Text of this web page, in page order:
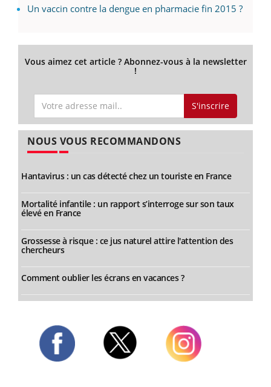
Un vaccin contre la dengue en pharmacie fin 2015 ?
Vous aimez cet article ? Abonnez-vous à la newsletter
!
S'inscrire
NOUS VOUS RECOMMANDONS
Hantavirus : un cas détecté chez un touriste en France
Mortalité infantile : un rapport s’interroge sur son taux
élevé en France
Grossesse à risque : ce jus naturel attire l'attention des
chercheurs
Comment oublier les écrans en vacances ?